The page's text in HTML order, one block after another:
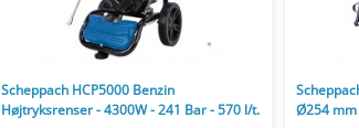
Scheppach HCP5000 Benzin
Højtryksrenser - 4300W - 241 Bar - 570 l/t.
Ø254 mm